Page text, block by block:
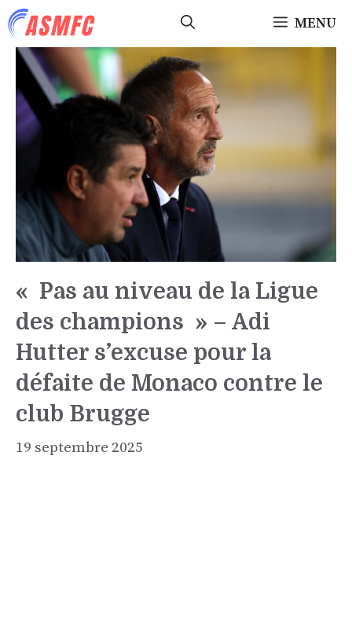
Aller
au
contenu
MENU
« Pas au niveau de la Ligue
des champions » – Adi
Hutter s’excuse pour la
défaite de Monaco contre le
club Brugge
19 septembre 2025